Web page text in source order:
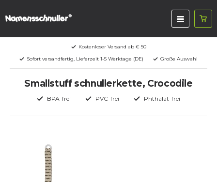
Kostenloser Versand ab € 50
Sofort versandfertig, Lieferzeit 1-5 Werktage (DE)
Große Auswahl
Smallstuff schnullerkette, Crocodile
BPA-frei PVC-frei Phthalat-frei